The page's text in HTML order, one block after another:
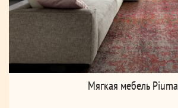
Мягкая мебель Piuma